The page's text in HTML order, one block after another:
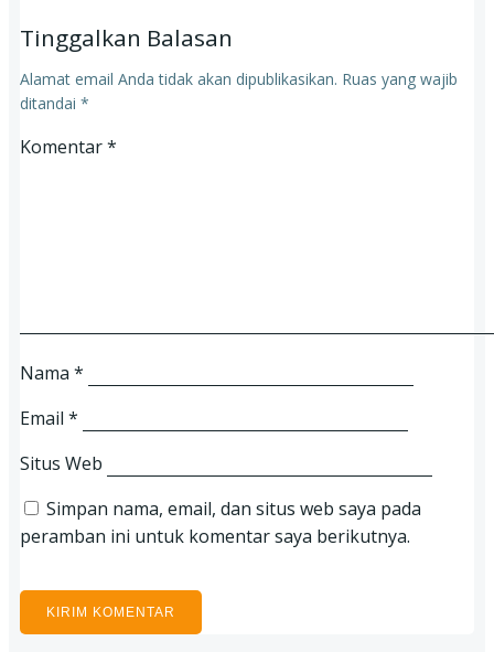
Tinggalkan Balasan
Alamat email Anda tidak akan dipublikasikan. Ruas yang wajib
ditandai *
Komentar*
Nama *
Email *
Situs Web
Simpan nama, email, dan situs web saya pada
peramban ini untuk komentar saya berikutnya.